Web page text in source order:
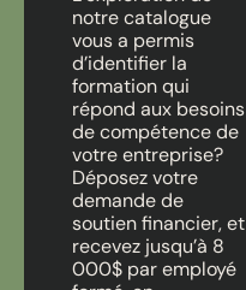
notre catalogue
vous a permis
d’identifier la
formation qui
répond aux besoins
de compétence de
votre entreprise?
Déposez votre
demande de
soutien financier, et
recevez jusqu’à 8
000$ par employé